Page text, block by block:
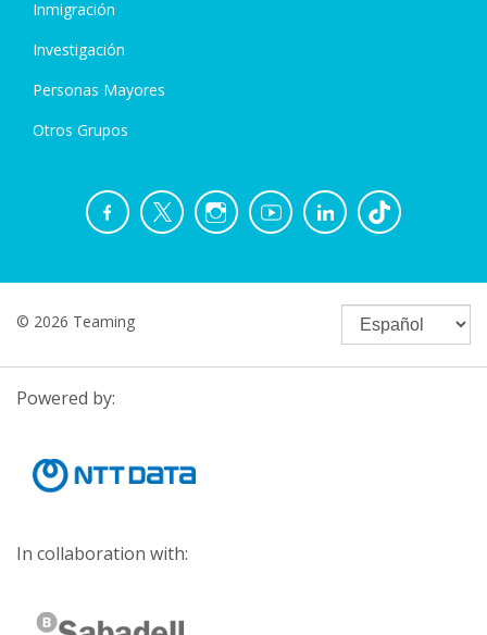
Inmigración
Investigación
Personas Mayores
Otros Grupos
© 2026 Teaming
Powered by:
In collaboration with: